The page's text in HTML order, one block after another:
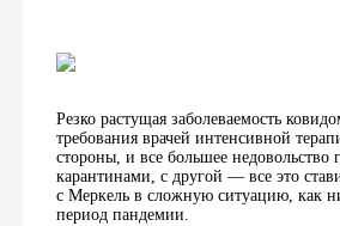
Резко растущая заболеваемость
требования врачей интенсивной
стороны, и все большее недовольство
карантинами, с другой — все это
с Меркель в сложную ситуацию, как
период пандемии.